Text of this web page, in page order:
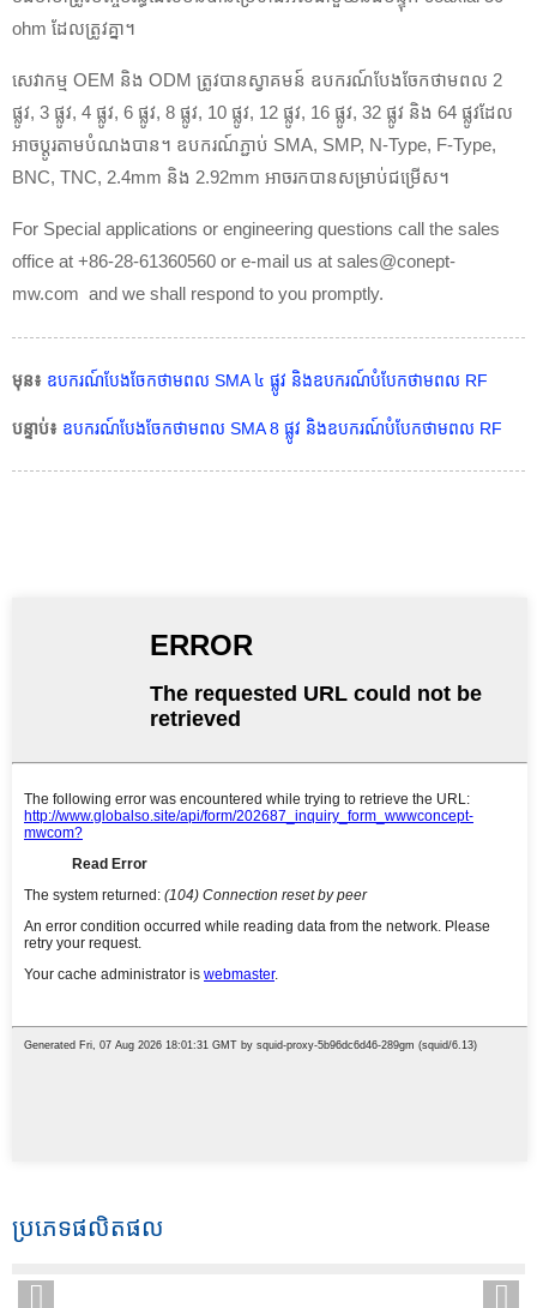
ohm ដែលត្រូវគ្នា។
សេវាកម្ម OEM និង ODM ត្រូវបានស្វាគមន៍ ឧបករណ៍បែងចែកថាមពល 2
ផ្លូវ, 3 ផ្លូវ, 4 ផ្លូវ, 6 ផ្លូវ, 8 ផ្លូវ, 10 ផ្លូវ, 12 ផ្លូវ, 16 ផ្លូវ, 32 ផ្លូវ និង 64 ផ្លូវដែល
អាចប្ដូរតាមបំណងបាន។ ឧបករណ៍ភ្ជាប់ SMA, SMP, N-Type, F-Type,
BNC, TNC, 2.4mm និង 2.92mm អាចរកបានសម្រាប់ជម្រើស។
For Special applications or engineering questions call the sales
office at +86-28-61360560 or e-mail us at sales@conept-
mw.com and we shall respond to you promptly.
មុន៖ ឧបករណ៍បែងចែកថាមពល SMA ៤ ផ្លូវ និងឧបករណ៍បំបែកថាមពល RF
បន្ទាប់៖ ឧបករណ៍បែងចែកថាមពល SMA 8 ផ្លូវ និងឧបករណ៍បំបែកថាមពល RF
ប្រភេទផលិតផល